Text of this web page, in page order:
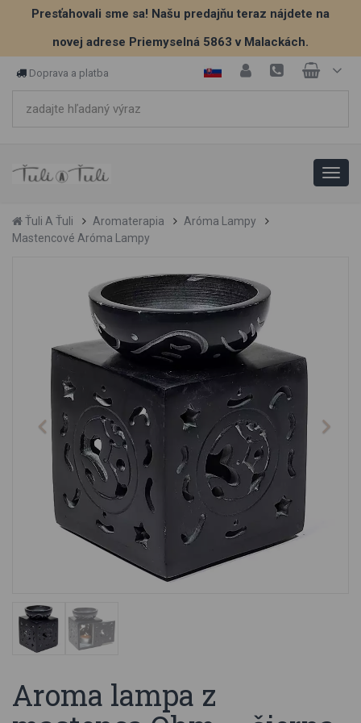
Presťahovali sme sa! Našu predajňu teraz nájdete na
novej adrese Priemyselná 5863 v Malackách.
Doprava a platba
Ťuli A Ťuli Aromaterapia
Aróma Lampy
Mastencové Aróma Lampy
Aroma lampa z